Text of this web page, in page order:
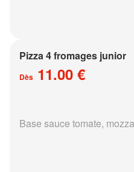
Pizza 4 fromages junior
Dès 11.00 €
Base sauce tomate,